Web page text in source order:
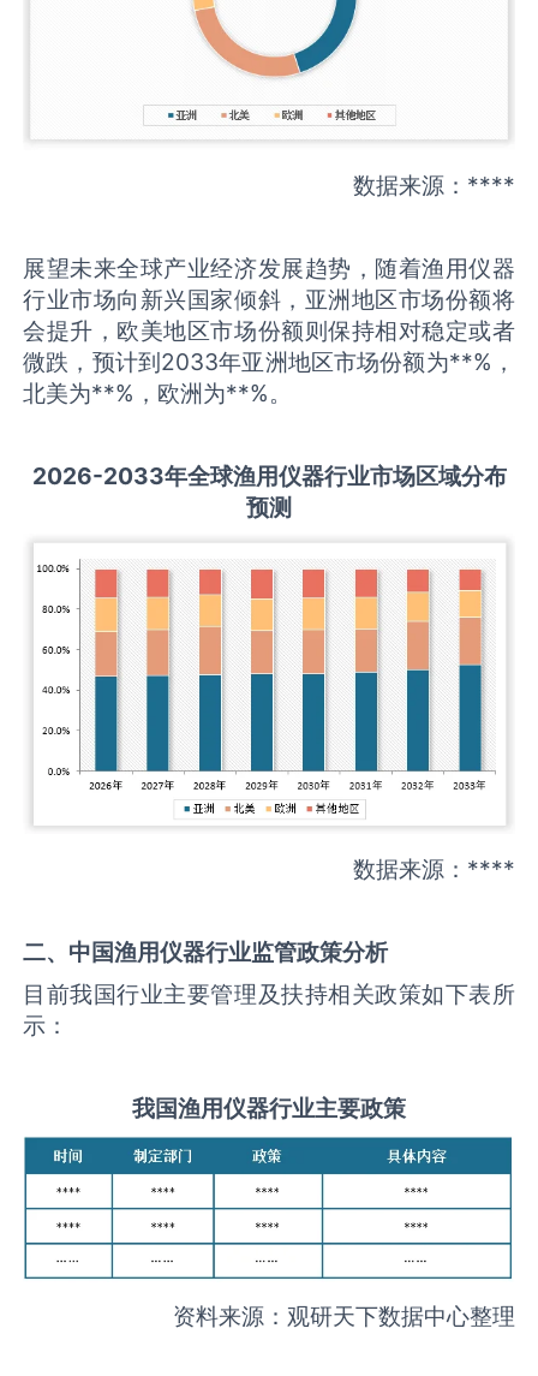
数据来源：****
展望未来全球产业经济发展趋势，随着渔用仪器
行业市场向新兴国家倾斜，亚洲地区市场份额将
会提升，欧美地区市场份额则保持相对稳定或者
微跌，预计到2033年亚洲地区市场份额为**%，
北美为**%，欧洲为**%。
2026-2033年全球渔用仪器行业市场区域分布
预测
数据来源：****
二、中国渔用仪器行业监管政策分析
目前我国行业主要管理及扶持相关政策如下表所
示：
我国渔用仪器行业主要政策
资料来源：观研天下数据中心整理